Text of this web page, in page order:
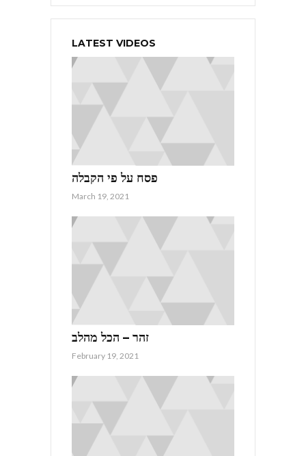
LATEST VIDEOS
פסח על פי הקבלה
March 19, 2021
זהר – הכל מהלב
February 19, 2021